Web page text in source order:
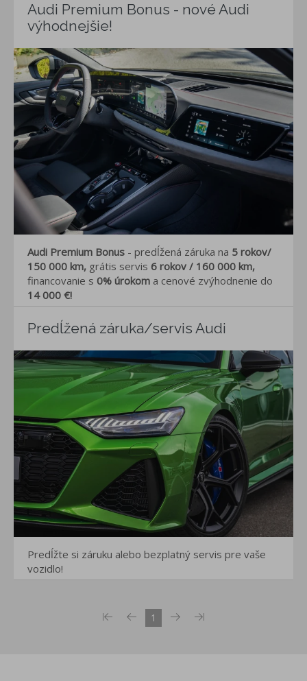
Audi Premium Bonus - nové Audi
výhodnejšie!
Audi Premium Bonus - predĺžená záruka na 5 rokov/
150 000 km, grátis servis 6 rokov / 160 000 km,
financovanie s 0% úrokom a cenové zvýhodnenie do
14 000 €!
Predĺžená záruka/servis Audi
Predĺžte si záruku alebo bezplatný servis pre vaše
vozidlo!
1